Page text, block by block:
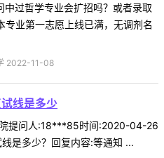
过哲学专业会扩招吗？或者录取
业第一志愿上线已满，无调剂名
2022-11-08
线是多少
提问人:18***85时间:2020-04-26
是多少？回复内容:等通知 ...